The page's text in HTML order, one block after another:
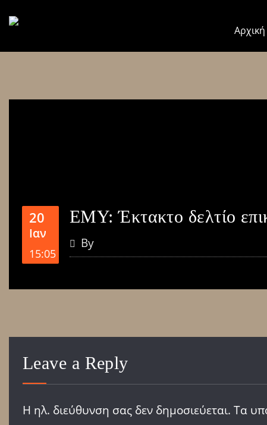
Αρχική
20
Ιαν
15:05
ΕΜΥ: Έκτακτο δελτίο
By
Leave a Reply
Η ηλ. διεύθυνση σας δεν δημοσιεύεται. Τα